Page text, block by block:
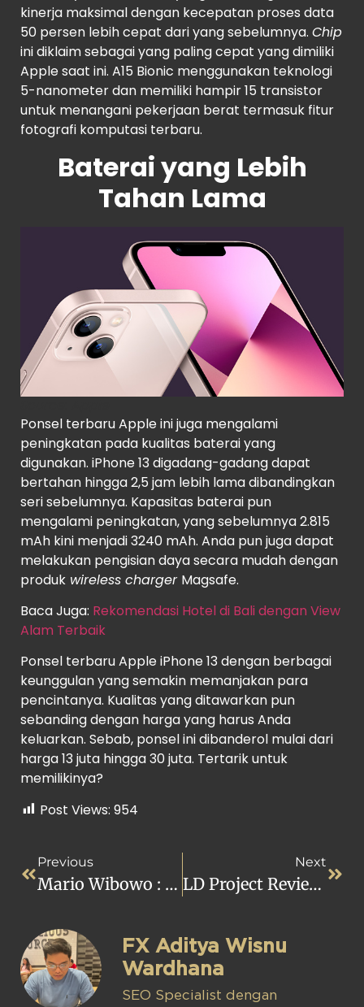
kinerja maksimal dengan kecepatan proses data
50 persen lebih cepat dari yang sebelumnya. Chip
ini diklaim sebagai yang paling cepat yang dimiliki
Apple saat ini. A15 Bionic menggunakan teknologi
5-nanometer dan memiliki hampir 15 transistor
untuk menangani pekerjaan berat termasuk fitur
fotografi komputasi terbaru.
Baterai yang Lebih
Tahan Lama
Ponsel terbaru Apple ini juga mengalami
peningkatan pada kualitas baterai yang
digunakan. iPhone 13 digadang-gadang dapat
bertahan hingga 2,5 jam lebih lama dibandingkan
seri sebelumnya. Kapasitas baterai pun
mengalami peningkatan, yang sebelumnya 2.815
mAh kini menjadi 3240 mAh. Anda pun juga dapat
melakukan pengisian daya secara mudah dengan
produk wireless charger Magsafe.
Baca Juga: Rekomendasi Hotel di Bali dengan View
Alam Terbaik
Ponsel terbaru Apple iPhone 13 dengan berbagai
keunggulan yang semakin memanjakan para
pencintanya. Kualitas yang ditawarkan pun
sebanding dengan harga yang harus Anda
keluarkan. Sebab, ponsel ini dibanderol mulai dari
harga 13 juta hingga 30 juta. Tertarik untuk
memilikinya?
Post Views: 954
Previous
Mario Wibowo : Fotografer Specialist Interior & Arsitektur
Next
LD Project Review: Inspirasi Rumah Mungil Dengan Gaya Chinoiserie
FX Aditya Wisnu
Wardhana
SEO Specialist dengan